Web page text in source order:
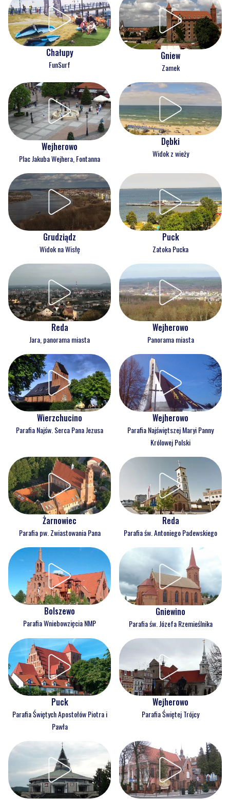
Chałupy
FunSurf
Gniew
Zamek
Wejherowo
Plac Jakuba Wejhera, Fontanna
Dębki
Widok z wieży
Grudziądz
Widok na Wisłę
Puck
Zatoka Pucka
Reda
Jara, panorama miasta
Wejherowo
Panorama miasta
Wierzchucino
Parafia Najśw. Serca Pana Jezusa
Wejherowo
Parafia Najświętszej Maryi Panny
Królowej Polski
Żarnowiec
Parafia pw. Zwiastowania Pana
Reda
Parafia św. Antoniego Padewskiego
Bolszewo
Parafia Wniebowzięcia NMP
Gniewino
Parafia św. Józefa Rzemieślnika
Puck
Parafia Świętych Apostołów Piotra i
Pawła
Wejherowo
Parafia Świętej Trójcy